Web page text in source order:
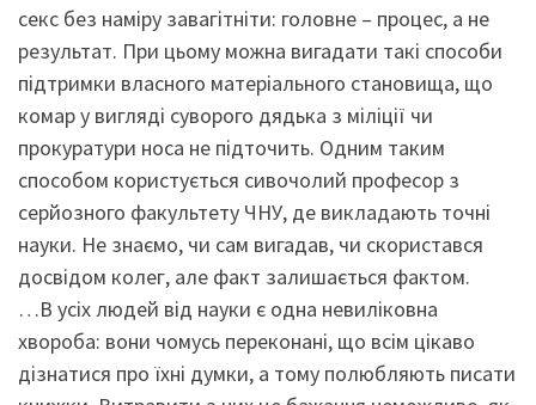
секс без наміру завагітніти: головне – процес, а не
результат. При цьому можна вигадати такі способи
підтримки власного матеріального становища, що
комар у вигляді суворого дядька з міліції чи
прокуратури носа не підточить. Одним таким
способом користується сивочолий професор з
серйозного факультету ЧНУ, де викладають точні
науки. Не знаємо, чи сам вигадав, чи скористався
досвідом колег, але факт залишається фактом.
…В усіх людей від науки є одна невиліковна
хвороба: вони чомусь переконані, що всім цікаво
дізнатися про їхні думки, а тому полюбляють писати